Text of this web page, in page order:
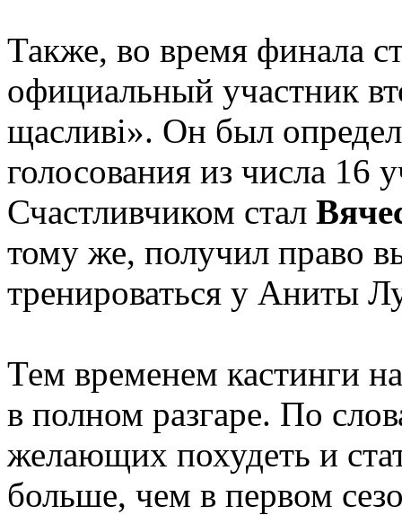
Также, во время финала
официальный участник
щасливі». Он был
голосования из числа 16
Счастливчиком стал
тому же, получил право
тренироваться у Аниты
Тем временем кастинги
в полном разгаре. По
желающих похудеть и
больше, чем в первом